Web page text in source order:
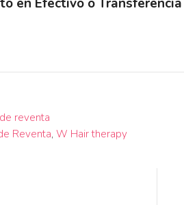
reventa
Reventa,W Hair therapy